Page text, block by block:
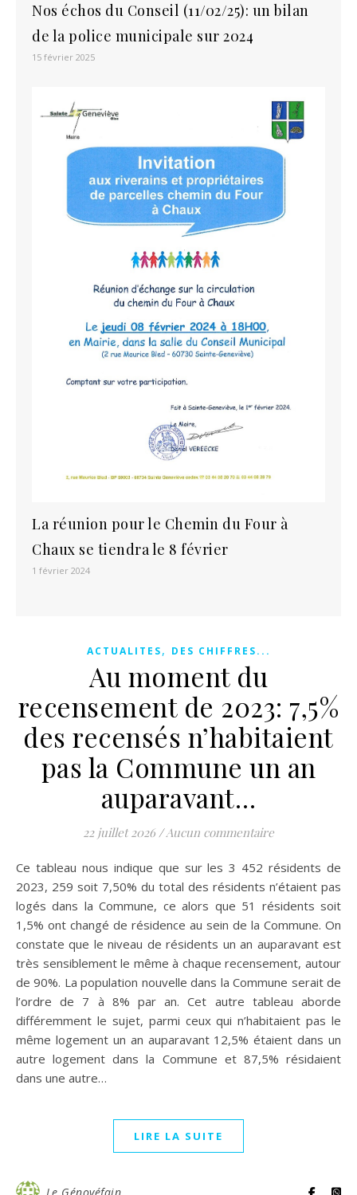
Nos échos du Conseil (11/02/25): un bilan
de la police municipale sur 2024
15 février 2025
La réunion pour le Chemin du Four à
Chaux se tiendra le 8 février
1 février 2024
ACTUALITES, DES CHIFFRES...
Au moment du
recensement de 2023: 7,5%
des recensés n’habitaient
pas la Commune un an
auparavant…
22 juillet 2026 / Aucun commentaire
Ce tableau nous indique que sur les 3 452 résidents de
2023, 259 soit 7,50% du total des résidents n’étaient pas
logés dans la Commune, ce alors que 51 résidents soit
1,5% ont changé de résidence au sein de la Commune. On
constate que le niveau de résidents un an auparavant est
très sensiblement le même à chaque recensement, autour
de 90%. La population nouvelle dans la Commune serait de
l’ordre de 7 à 8% par an. Cet autre tableau aborde
différemment le sujet, parmi ceux qui n’habitaient pas le
même logement un an auparavant 12,5% étaient dans un
autre logement dans la Commune et 87,5% résidaient
dans une autre…
LIRE LA SUITE